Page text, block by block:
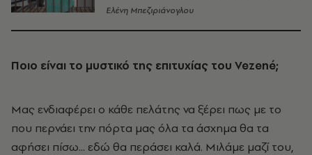
Ελένη Μπεζιριάνογλου
Ποιο είναι το μυστικό της επιτυχίας του Vezené;
Μας ενδιαφέρει ο κάθε πελάτης να ξέρει πως με το
που περνάει την πόρτα μας όλα τα άσχημα θα τα
αφήσει πίσω... εδώ θα περάσει καλά. Μιλάμε μαζί του,